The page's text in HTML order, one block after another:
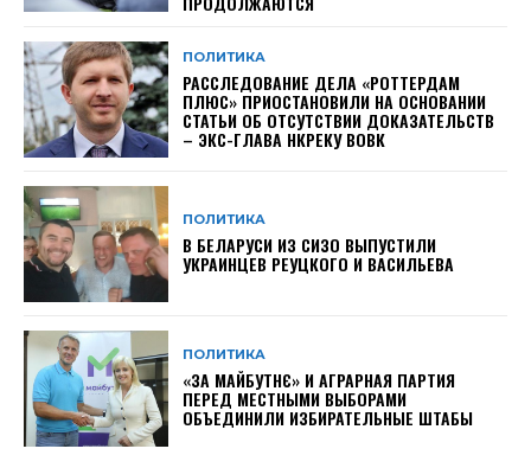
ПОЛИТИКА
РАССЛЕДОВАНИЕ ДЕЛА «РОТТЕРДАМ
ПЛЮС» ПРИОСТАНОВИЛИ НА ОСНОВАНИИ
СТАТЬИ ОБ ОТСУТСТВИИ ДОКАЗАТЕЛЬСТВ
– ЭКС-ГЛАВА НКРЕКУ ВОВК
ПОЛИТИКА
В БЕЛАРУСИ ИЗ СИЗО ВЫПУСТИЛИ
УКРАИНЦЕВ РЕУЦКОГО И ВАСИЛЬЕВА
ПОЛИТИКА
«ЗА МАЙБУТНЄ» И АГРАРНАЯ ПАРТИЯ
ПЕРЕД МЕСТНЫМИ ВЫБОРАМИ
ОБЪЕДИНИЛИ ИЗБИРАТЕЛЬНЫЕ ШТАБЫ